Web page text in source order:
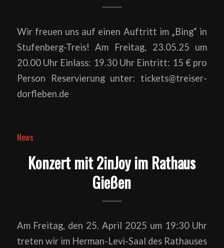
Wir freuen uns auf einen Auftritt im „Bing“ in
Stufenberg-Treis! Am Freitag, 23.05.25 um
20.00 Uhr Einlass: 19.30 Uhr Eintritt: 15 € pro
Person Reservierung unter: tickets@treiser-
dorfleben.de
News
Konzert mit 2inJoy im Rathaus
Gießen
Am Freitag, den 25. April 2025 um 19:30 Uhr
treten wir im Herman-Levi-Saal des Rathauses